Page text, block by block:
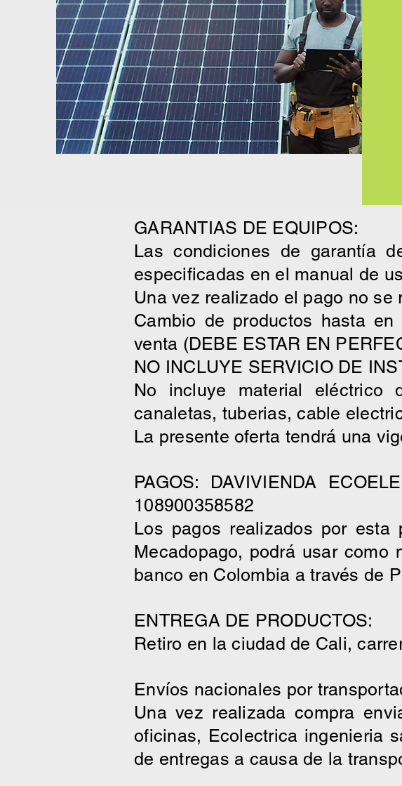
GARANTIAS DE EQUIPOS:
Las condiciones de garantía
especificadas en el manual de
Una vez realizado el pago no
Cambio de productos hasta
venta (DEBE ESTAR EN
NO INCLUYE SERVICIO DE
No incluye material eléctrico
canaletas, tuberias, cable
La presente oferta tendrá una
PAGOS: DAVIVIENDA
108900358582
Los pagos realizados por esta
Mecadopago, podrá usar como
banco en Colombia a través de
ENTREGA DE PRODUCTOS:
Retiro en la ciudad de Cali,
Envíos nacionales por
Una vez realizada compra
oficinas, Ecolectrica ingenieria
de entregas a causa de la